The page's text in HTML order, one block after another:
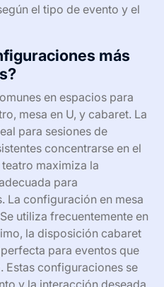
el tipo de evento y el
más
en espacios para
mesa en U, y cabaret. La
para sesiones de
concentrarse en el
maximiza la
para
La configuración en mesa
utiliza frecuentemente en
la disposición cabaret
para eventos que
Estas configuraciones se
y la interacción deseada